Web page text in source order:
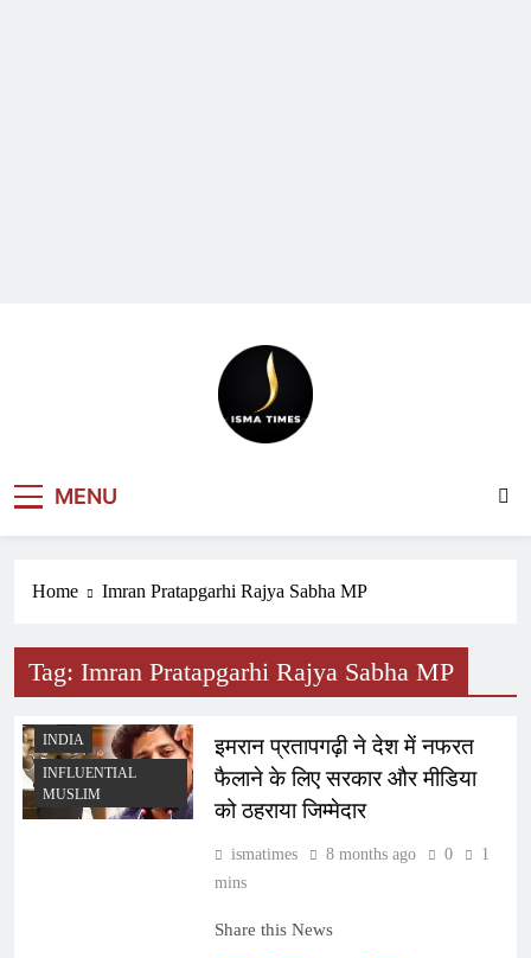
MENU
Home Imran Pratapgarhi Rajya Sabha MP
Tag: Imran Pratapgarhi Rajya Sabha MP
INDIA
INFLUENTIAL
MUSLIM
इमरान प्रतापगढ़ी ने देश में नफरत
फैलाने के लिए सरकार और मीडिया
को ठहराया जिम्मेदार
ismatimes 8 months ago 0
1
mins
Share this News